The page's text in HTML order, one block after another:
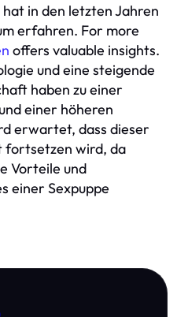
in den letzten Jahren
erfahren. For more
offers valuable insights.
und eine steigende
haben zu einer
einer höheren
erwartet, dass dieser
fortsetzen wird, da
Vorteile und
einer Sexpuppe